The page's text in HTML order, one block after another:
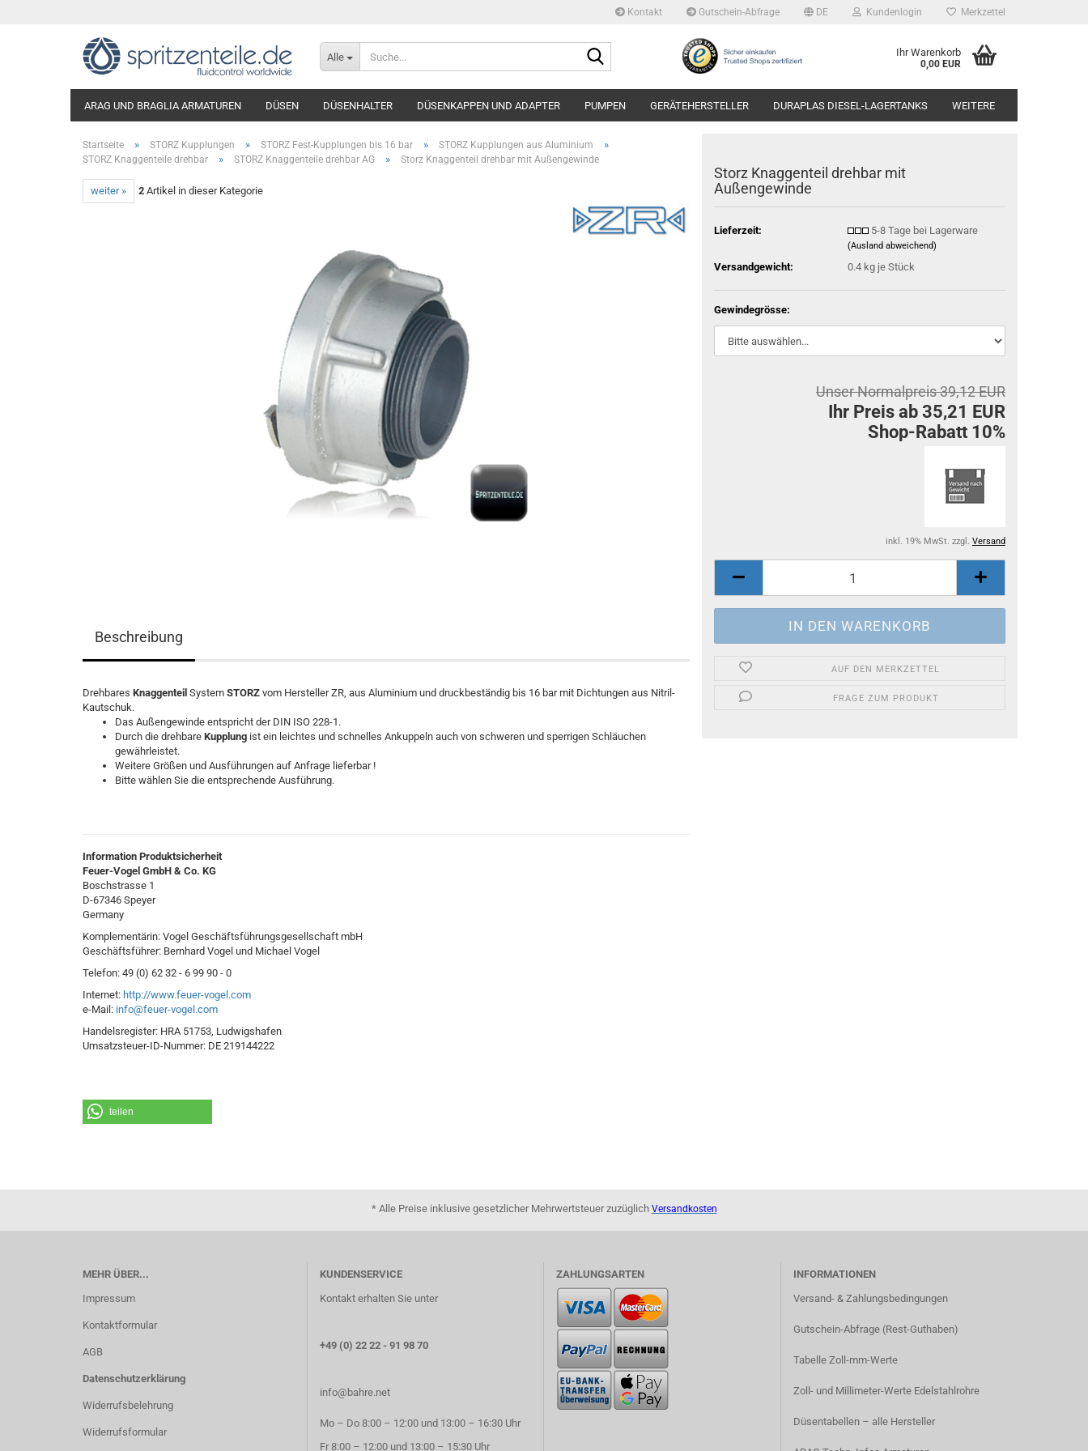
Kontakt Gutschein-Abfrage DE Kundenlogin Merkzettel
Alle Ihr Warenkorb
0,00 EUR
ARAG UND BRAGLIA ARMATUREN DÜSEN DÜSENHALTER DÜSENKAPPEN UND ADAPTER PUMPEN GERÄTEHERSTELLER DURAPLAS DIESEL-LAGERTANKS WEITERE
Startseite » STORZ Kupplungen » STORZ Fest-Kupplungen bis 16 bar » STORZ Kupplungen aus Aluminium »
STORZ Knaggenteile drehbar » STORZ Knaggenteile drehbar AG » Storz Knaggenteil drehbar mit Außengewinde
weiter » 2 Artikel in dieser Kategorie
Storz Knaggenteil drehbar mit
Außengewinde
Lieferzeit: 5-8 Tage bei Lagerware
(Ausland abweichend)
Versandgewicht: 0.4 kg je Stück
Gewindegrösse:
Unser Normalpreis 39,12 EUR
Ihr Preis ab 35,21 EUR
Shop-Rabatt 10%
inkl. 19% MwSt. zzgl. Versand
AUF DEN MERKZETTEL
FRAGE ZUM PRODUKT
Beschreibung
Drehbares Knaggenteil System STORZ vom Hersteller ZR, aus Aluminium und druckbeständig bis 16 bar mit Dichtungen aus Nitril-
Kautschuk.
Das Außengewinde entspricht der DIN ISO 228-1.
Durch die drehbare Kupplung ist ein leichtes und schnelles Ankuppeln auch von schweren und sperrigen Schläuchen
gewährleistet.
Weitere Größen und Ausführungen auf Anfrage lieferbar !
Bitte wählen Sie die entsprechende Ausführung.
Information Produktsicherheit
Feuer-Vogel GmbH & Co. KG
Boschstrasse 1
D-67346 Speyer
Germany
Komplementärin: Vogel Geschäftsführungsgesellschaft mbH
Geschäftsführer: Bernhard Vogel und Michael Vogel
Telefon: 49 (0) 62 32 - 6 99 90 - 0
Internet: http://www.feuer-vogel.com
e-Mail: info@feuer-vogel.com
Handelsregister: HRA 51753, Ludwigshafen
Umsatzsteuer-ID-Nummer: DE 219144222
teilen
* Alle Preise inklusive gesetzlicher Mehrwertsteuer zuzüglich Versandkosten
MEHR ÜBER...
Impressum
Kontaktformular
AGB
Datenschutzerklärung
Widerrufsbelehrung
Widerrufsformular
KUNDENSERVICE
Kontakt erhalten Sie unter
+49 (0) 22 22 - 91 98 70
info@bahre.net
Mo – Do 8:00 – 12:00 und 13:00 – 16:30 Uhr
Fr 8:00 – 12:00 und 13:00 – 15:30 Uhr
ZAHLUNGSARTEN
INFORMATIONEN
Versand- & Zahlungsbedingungen​
Gutschein-Abfrage (Rest-Guthaben)
Tabelle Zoll-mm-Werte
Zoll- und Millimeter-Werte Edelstahlrohre
Düsentabellen – alle Hersteller